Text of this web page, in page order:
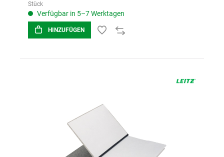
Stück
Verfügbar in 5–7 Werktagen
HINZUFÜGEN